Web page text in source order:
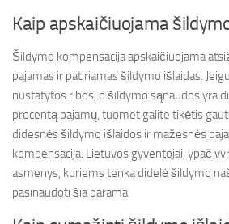
Kaip apskaičiuojama
Šildymo kompensacija apskaičiuojama
pajamas ir patiriamas šildymo išlaidas.
nustatytos ribos, o šildymo sąnaudos yra
procentą pajamų, tuomet galite tikėtis
didesnės šildymo išlaidos ir mažesnės
kompensacija. Lietuvos gyventojai, ypač
asmenys, kuriems tenka didelė šildymo
pasinaudoti šia parama.